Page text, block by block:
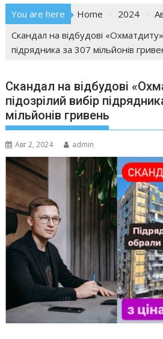
You are here Home 2024
Скандал на відбудові
підрядника за 307 мільйонів
Скандал на відбудові
підозрілий вибір
мільйонів гривень
Авг 2, 2024 admin